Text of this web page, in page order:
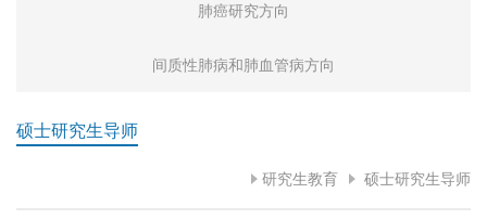
肺癌研究方向
间质性肺病和肺血管病方向
硕士研究生导师
研究生教育 硕士研究生导师